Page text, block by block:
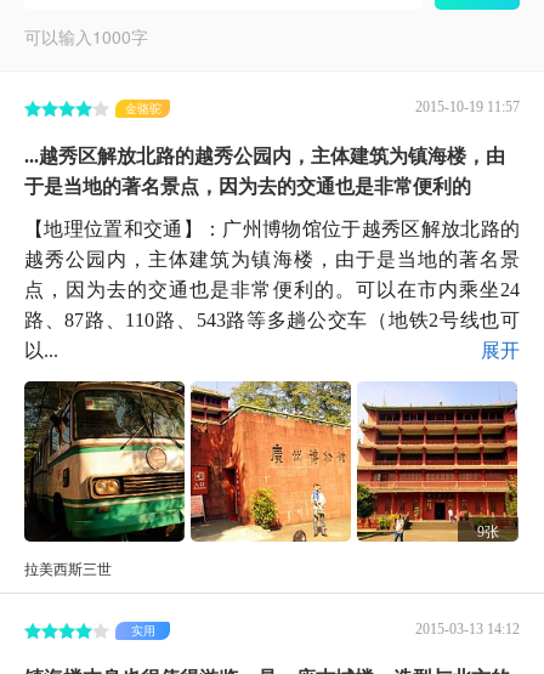
可以输入1000字
2015-10-19 11:57
金骆驼
...越秀区解放北路的越秀公园内，主体建筑为镇海楼，由
于是当地的著名景点，因为去的交通也是非常便利的
【地理位置和交通】：广州博物馆位于越秀区解放北路的
越秀公园内，主体建筑为镇海楼，由于是当地的著名景
点，因为去的交通也是非常便利的。可以在市内乘坐24
路、87路、110路、543路等多趟公交车（地铁2号线也可
以...
展开
9张
拉美西斯三世
2015-03-13 14:12
实用